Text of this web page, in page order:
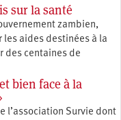
sur la santé
zambien,
les aides destinées à la
des centaines de
bien face à la
l’association Survie dont